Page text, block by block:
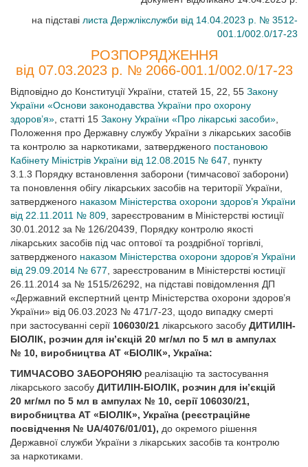
на підставі листа Держлікслужби від 14.04.2023 р. № 3512-
001.1/002.0/17-23
РОЗПОРЯДЖЕННЯ
від 07.03.2023 р. № 2066-001.1/002.0/17-23
Відповідно до Конституції України, статей 15, 22, 55 Закону
України «Основи законодавства України про охорону
здоров’я» , статті 15 Закону України «Про лікарські засоби»
Положення про Державну службу України з лікарських засобів
та контролю за наркотиками, затвердженого постановою
Кабінету Міністрів України від 12.08.2015 № 647 , пункту
3.1.3 Порядку встановлення заборони (тимчасової заборони)
та поновлення обігу лікарських засобів на території України,
затвердженого наказом Міністерства охорони здоров’я України
від 22.11.2011 № 809 , зареєстрованим в Міністерстві юстиції
30.01.2012 за № 126/20439, Порядку контролю якості
лікарських засобів під час оптової та роздрібної торгівлі,
затвердженого наказом Міністерства охорони здоров’я України
від 29.09.2014 № 677 , зареєстрованим в Міністерстві юстиції
26.11.2014 за № 1515/26292, на підставі повідомлення ДП
«Державний експертний центр Міністерства охорони здоров’я
України» від 06.03.2023 № 471/7-23, щодо випадку смерті
при застосуванні серії 106030/21 лікарського засобу ДИТИЛІН-
БІОЛІК, розчин для ін’єкцій 20 мг/мл по 5 мл в ампулах
№ 10, виробництва АТ «БІОЛІК», Україна:
ТИМЧАСОВО ЗАБОРОНЯЮ реалізацію та застосування
лікарського засобу ДИТИЛІН-БІОЛІК, розчин для ін’єкцій
20 мг/мл по 5 мл в ампулах № 10, серії 106030/21,
виробництва АТ «БІОЛІК», Україна (реєстраційне
посвідчення № UA/4076/01/01), до окремого рішення
Державної служби України з лікарських засобів та контролю
за наркотиками.